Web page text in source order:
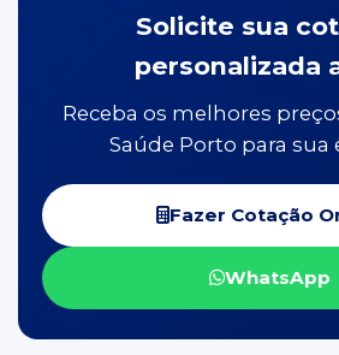
Solicite sua
personalizada
Receba os melhores
Saúde Porto para sua
Fazer Cotação
WhatsApp